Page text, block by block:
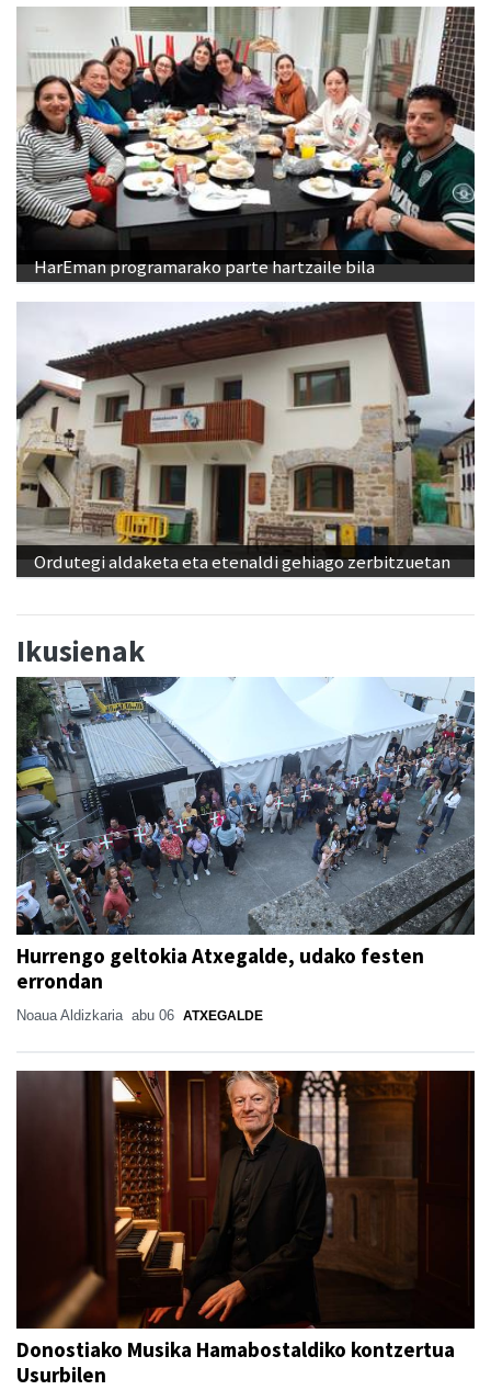
HarEman programarako parte hartzaile bila
Ordutegi aldaketa eta etenaldi gehiago zerbitzuetan
Ikusienak
Hurrengo geltokia Atxegalde, udako festen
errondan
Noaua Aldizkaria abu 06 ATXEGALDE
Donostiako Musika Hamabostaldiko kontzertua
Usurbilen